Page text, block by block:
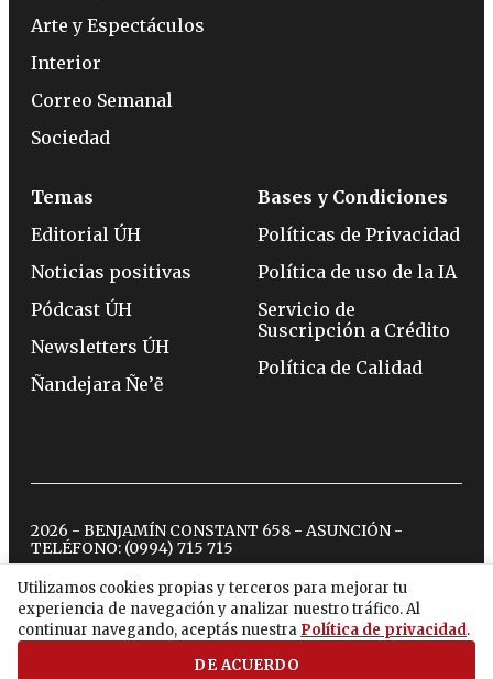
Utilizamos cookies propias y terceros para mejorar tu
experiencia de navegación y analizar nuestro tráfico. Al
continuar navegando, aceptás nuestra Política de privacidad.
DE ACUERDO
Arte y Espectáculos
Interior
Correo Semanal
Sociedad
Temas
Editorial ÚH
Noticias positivas
Pódcast ÚH
Newsletters ÚH
Ñandejara Ñe’ẽ
Bases y Condiciones
Políticas de Privacidad
Política de uso de la IA
Servicio de
Suscripción a Crédito
Política de Calidad
2026 - BENJAMÍN CONSTANT 658 - ASUNCIÓN -
TELÉFONO: (0994) 715 715
twitterinstagram
facebook
tiktokyoutubespotify